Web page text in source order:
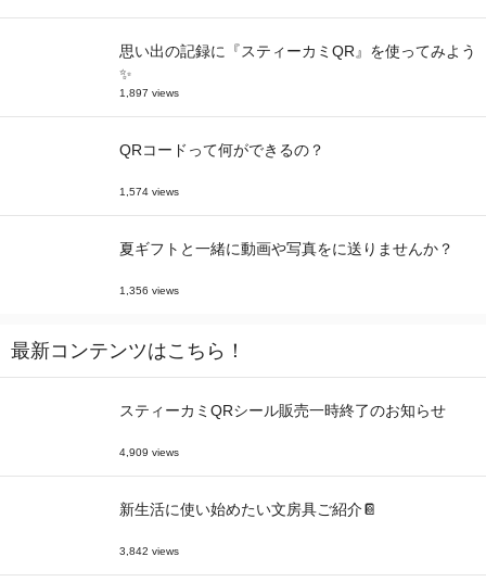
思い出の記録に『スティーカミQR』を使ってみよう
✨
1,897 views
QRコードって何ができるの？
1,574 views
夏ギフトと一緒に動画や写真をに送りませんか？
1,356 views
最新コンテンツはこちら！
スティーカミQRシール販売一時終了のお知らせ
4,909 views
新生活に使い始めたい文房具ご紹介📔
3,842 views